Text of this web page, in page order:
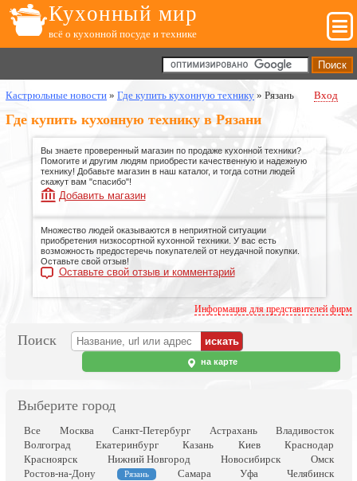
Кухонный мир
всё о кухонной посуде и технике
Кастрюльные новости » Где купить кухонную технику » Рязань Вход
Где купить кухонную технику в Рязани
Вы знаете проверенный магазин по продаже кухонной техники?
Помогите и другим людям приобрести качественную и надежную
технику! Добавьте магазин в наш каталог, и тогда сотни людей
скажут вам "спасибо"!
Добавить магазин
Множество людей оказываются в неприятной ситуации
приобретения низкосортной кухонной техники. У вас есть
возможность предостеречь покупателей от неудачной покупки.
Оставьте свой отзыв!
Оставьте свой отзыв и комментарий
Информация для представителей фирм
Поиск
на карте
Выберите город
Все Москва Санкт-Петербург Астрахань
Владивосток
Волгоград
Екатеринбург Казань Киев
Краснодар
Красноярск
Нижний Новгород Новосибирск
Омск
Ростов-на-Дону
Рязань Самара Уфа
Челябинск